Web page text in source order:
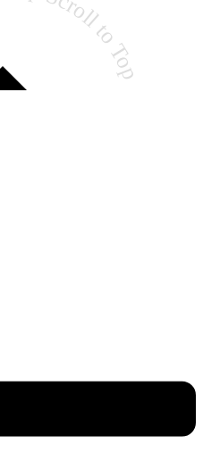
Scroll to Top